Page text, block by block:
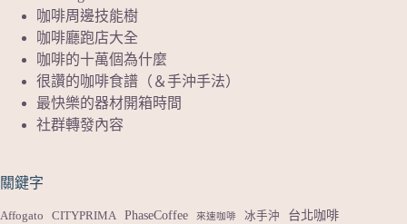
咖啡周邊技能樹
咖啡廳跑店大全
咖啡的十萬個為什麼
很讚的咖啡食譜（＆手沖手法）
最快樂的器材開箱時間
社群轉發內容
關鍵字
Affogato CITYPRIMA PhaseCoffee 來速咖啡 冰手沖 台北咖啡